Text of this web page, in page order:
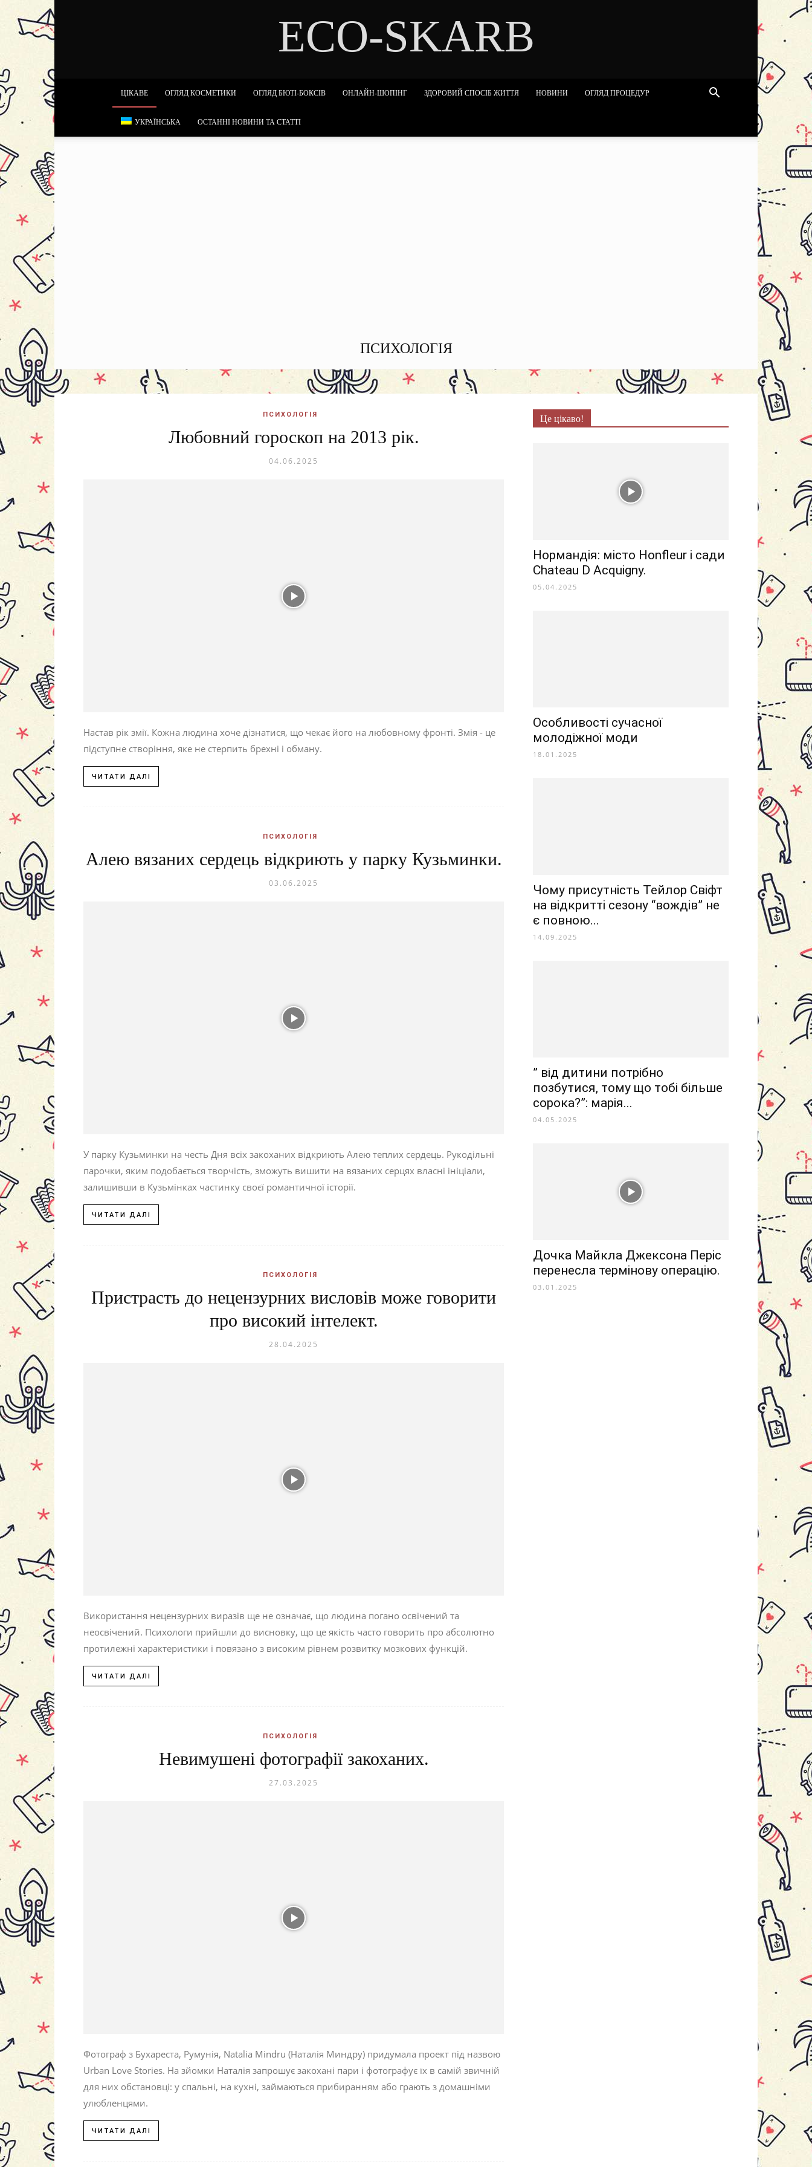
ECO-SKARB
ЦІКАВЕ ОГЛЯД КОСМЕТИКИ ОГЛЯД БЮТІ-БОКСІВ ОНЛАЙН-ШОПІНГ ЗДОРОВИЙ СПОСІБ ЖИТТЯ НОВИНИ ОГЛЯД ПРОЦЕДУР
УКРАЇНСЬКА ОСТАННІ НОВИНИ ТА СТАТТІ
ПСИХОЛОГІЯ
ПСИХОЛОГІЯ
Любовний гороскоп на 2013 рік.
04.06.2025
Настав рік змії. Кожна людина хоче дізнатися, що чекає його на любовному фронті. Змія - це
підступне створіння, яке не стерпить брехні і обману.
ЧИТАТИ ДАЛІ
ПСИХОЛОГІЯ
Алею вязаних сердець відкриють у парку Кузьминки.
03.06.2025
У парку Кузьминки на честь Дня всіх закоханих відкриють Алею теплих сердець. Рукодільні
парочки, яким подобається творчість, зможуть вишити на вязаних серцях власні ініціали,
залишивши в Кузьмінках частинку своєї романтичної історії.
ЧИТАТИ ДАЛІ
ПСИХОЛОГІЯ
Пристрасть до нецензурних висловів може говорити
про високий інтелект.
28.04.2025
Використання нецензурних виразів ще не означає, що людина погано освічений та
неосвічений. Психологи прийшли до висновку, що це якість часто говорить про абсолютно
протилежні характеристики і повязано з високим рівнем розвитку мозкових функцій.
ЧИТАТИ ДАЛІ
ПСИХОЛОГІЯ
Невимушені фотографії закоханих.
27.03.2025
Фотограф з Бухареста, Румунія, Natalia Mindru (Наталія Миндру) придумала проект під назвою
Urban Love Stories. На зйомки Наталія запрошує закохані пари і фотографує їх в самій звичній
для них обстановці: у спальні, на кухні, займаються прибиранням або грають з домашніми
улюбленцями.
ЧИТАТИ ДАЛІ
Це цікаво!
Нормандія: місто Honfleur і сади
Chateau D Acquigny.
05.04.2025
Особливості сучасної
молодіжної моди
18.01.2025
Чому присутність Тейлор Свіфт
на відкритті сезону “вождів” не
є повною...
14.09.2025
” від дитини потрібно
позбутися, тому що тобі більше
сорока?”: марія...
04.05.2025
Дочка Майкла Джексона Періс
перенесла термінову операцію.
03.01.2025